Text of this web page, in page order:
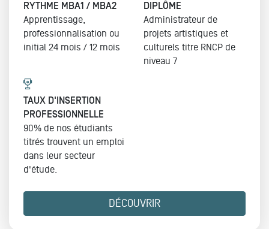
RYTHME MBA1 / MBA2
Apprentissage,
professionnalisation ou
initial 24 mois / 12 mois
DIPLÔME
Administrateur de
projets artistiques et
culturels titre RNCP de
niveau 7
TAUX D'INSERTION
PROFESSIONNELLE
90% de nos étudiants
titrés trouvent un emploi
dans leur secteur
d'étude.
DÉCOUVRIR